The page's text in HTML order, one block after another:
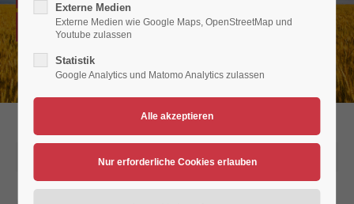
Anmelden
Support
Verein für Bewegungsspiele 1936/45 Polch/Maifeld e.V.
08.04.2018 14:07
Externe Medien
Externe Medien wie Google Maps, OpenStreetMap und
Youtube zulassen
Statistik
Google Analytics und Matomo Analytics zulassen